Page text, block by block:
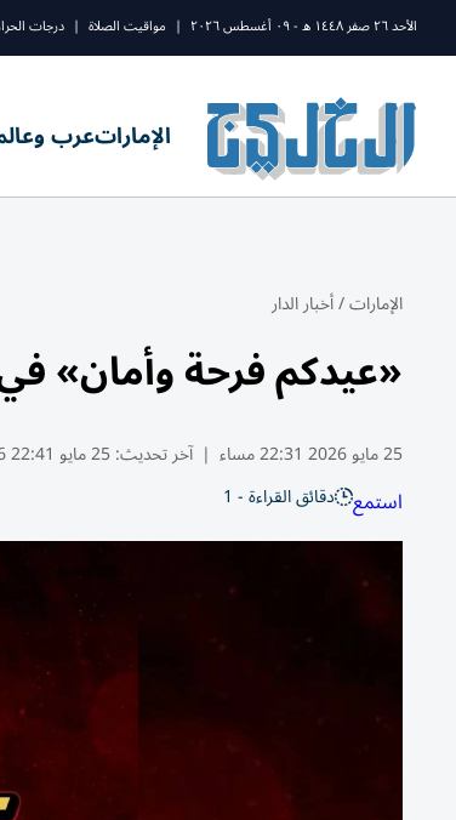
الأحد ٢٦ صفر ١٤٤٨ ه - ٠٩ أغسطس ٢٠٢٦ | مواقيت الصلاة | درجات
الإماراتعرب
الإمارات/أخبار الدار
«عيدكم فرحة وأمان»
25 مايو 2026 22:31 مساء | آخر تحديث:25 مايو 22:41 2026
استمع دقائق القراءة - 1